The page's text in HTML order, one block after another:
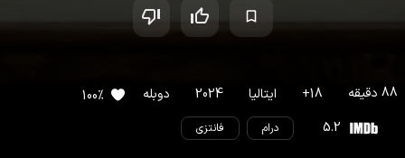
88 دقیقه 18
+ ایتالیا 2024 دوبله 100%
5.2
درام فانتزی